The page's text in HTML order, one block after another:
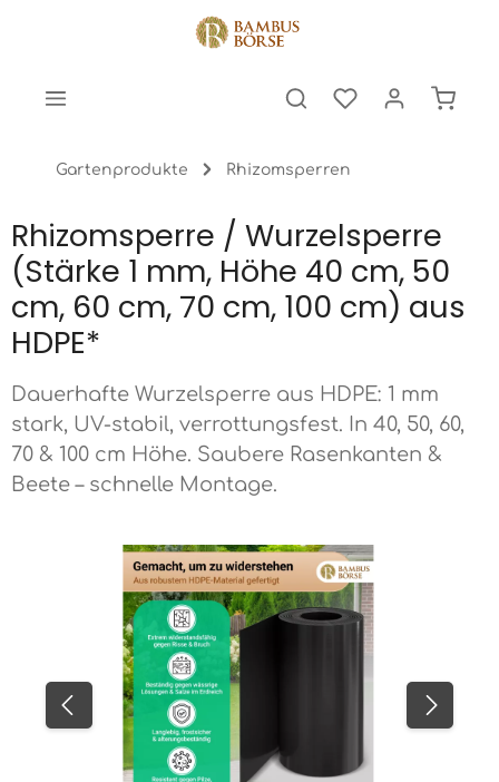
Gartenprodukte Rhizomsperren
Rhizomsperre / Wurzelsperre
(Stärke 1 mm, Höhe 40 cm, 50
cm, 60 cm, 70 cm, 100 cm) aus
HDPE*
Dauerhafte Wurzelsperre aus HDPE: 1 mm
stark, UV-stabil, verrottungsfest. In 40, 50, 60,
70 & 100 cm Höhe. Saubere Rasenkanten &
Beete – schnelle Montage.
Bildergalerie überspringen